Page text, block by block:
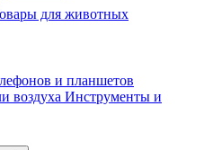
для животных
и планшетов
воздуха Инструменты и